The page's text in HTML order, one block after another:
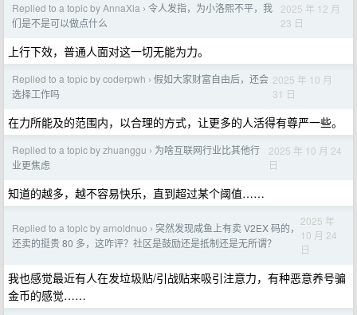
Replied to a topic by AnnaXia › 令人发指，为小洛熙不平，我
们是不是可以做点什么
2025 年 12 月
23 日
上行下效，普通人面对这一切无能为力。
Replied to a topic by coderpwh › 假如大家财富自由后，还会
选择工作吗
2025 年 10 月
31 日
在力所能及的范围内，以合理的方式，让更多的人活得有尊严一些。
Replied to a topic by zhuanggu › 为啥互联网行业比其他行
业更焦虑
2025 年 10 月 24
日
知道的越多，越不容易快乐，直到超过某个阈值……
Replied to a topic by arnoldnuo › 突然发现咸鱼上有卖 V2EX 码的，
还卖的挺贵 80 多，这咋评？社区是鼓励还是抵制还是无所谓？
2025 年
10 月 24
日
我也感觉最近有人在发垃圾贴/引战贴来吸引注意力，有种恶意养号骗
金币的感觉……